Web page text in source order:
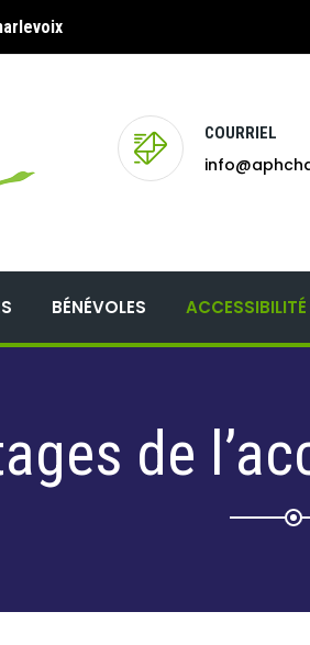
COURRIEL
BÉNÉVOLES ACCESSIBILITÉ
de